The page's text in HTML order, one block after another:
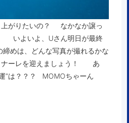
上がりたいの？ なかなか譲っ
いよいよ、Uさん明日が最終
締めは、どんな写真が撮れるかな
ナーレを迎えましょう！ あ
”は？？？ MOMOちゃーん